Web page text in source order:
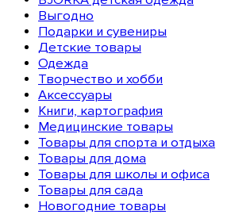
Выгодно
Подарки и сувениры
Детские товары
Одежда
Творчество и хобби
Аксессуары
Книги, картография
Медицинские товары
Товары для спорта и отдыха
Товары для дома
Товары для школы и офиса
Товары для сада
Новогодние товары